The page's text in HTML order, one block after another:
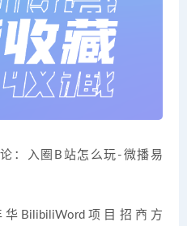
：入圈B站怎么玩-微播易
BilibiliWord项目招商方